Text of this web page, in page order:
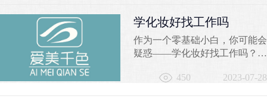
历太低学化妆的可能性，并推荐
苏州千色培训学校作为学习化妆
的良好选择。一、学历是否影响
学习化妆的能力？学历的高低并
唯一因素。学习化妆需...
学化妆好找工作吗
作为一个零基础小白，你可能会
疑惑——学化妆好找工作吗？让
是一个聪明的选择。在千色学校
450 2023-07-28